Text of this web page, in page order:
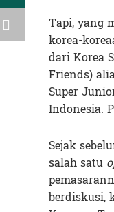
Tapi, yang
korea-
dari Korea
Friends)
Super
Indonesia.
Sejak
salah satu
berdiskusi,